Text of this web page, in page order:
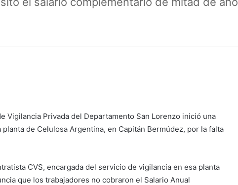
Vigilancia Privada del Departamento San Lorenzo inició una
de Celulosa Argentina, en Capitán Bermúdez, por la falta
CVS, encargada del servicio de vigilancia en esa planta
que los trabajadores no cobraron el Salario Anual